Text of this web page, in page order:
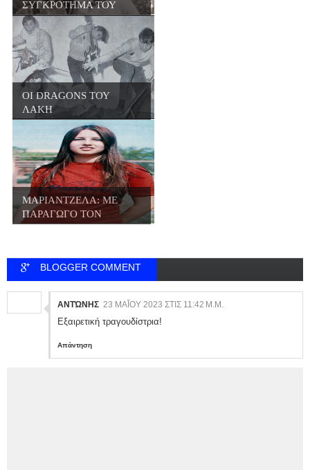
ΣΥΓΚΡΟΤΗΜΑ ΤΟΥ
ΓΙΩΡΓΟΥ...
ΟΙ DRAGONS ΤΟΥ
ΛΑΚΗ
ΠΑΠΑΔΟΠΟΥΛΟΥ
ΜΑΡΙΑΝΤΖΕΛΑ: ΜΕ
ΠΑΡΑΓΩΓΟ ΤΟΝ
ΒΑΓΓΕΛ...
BLOGGER COMMENT
ΑΝΤΏΝΗΣ 23 ΜΑΪ́ΟΥ 2023 ΣΤΙΣ 11:42 Μ.Μ.
Εξαιρετική τραγουδίστρια!
Απάντηση